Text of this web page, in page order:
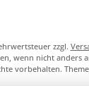
zzgl.
wenn nicht anders
vorbehalten.